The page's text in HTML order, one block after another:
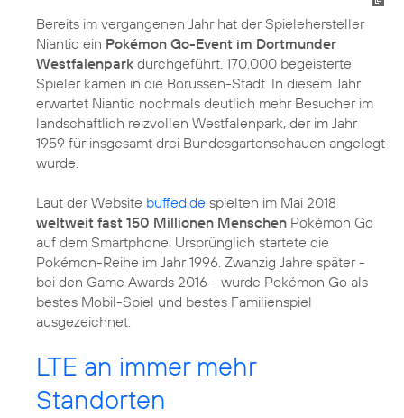
Bereits im vergangenen Jahr hat der Spielehersteller
Niantic ein Pokémon Go-Event im Dortmunder
Westfalenpark durchgeführt. 170.000 begeisterte
Spieler kamen in die Borussen-Stadt. In diesem Jahr
erwartet Niantic nochmals deutlich mehr Besucher im
landschaftlich reizvollen Westfalenpark, der im Jahr
1959 für insgesamt drei Bundesgartenschauen angelegt
wurde.
Laut der Website buffed.de spielten im Mai 2018
weltweit fast 150 Millionen Menschen Pokémon Go
auf dem Smartphone. Ursprünglich startete die
Pokémon-Reihe im Jahr 1996. Zwanzig Jahre später -
bei den Game Awards 2016 - wurde Pokémon Go als
bestes Mobil-Spiel und bestes Familienspiel
ausgezeichnet.
LTE an immer mehr
Standorten